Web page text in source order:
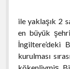
ile yaklaşık 2
en büyük
İngiltere’deki
kurulması